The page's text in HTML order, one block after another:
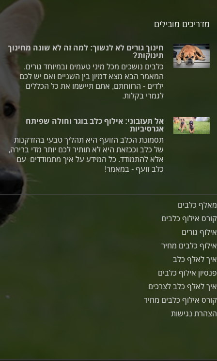
מדריכים מובילים
חינוך גורים לא לנשוך: למה זה לא שונה מחינוך
תינוקות?
כלבים נושכים מכל מיני טעמים ובמיוחד גורים.
המאמר הבא מצא דמיון בין השניים ואם יש לכם
ילדים - הרווחתם, אתם תיישמו את כל הכללים
לגמרי בקלות.
אל תעזבוני: אילוף כלב בוגר וחולה שפיתח
אגרסיביות
תסמונת הכלב הזועף היא תהליך טבעי בהזדקנות
של כלב וככזאת היא לא תותיר לכם יותר מדי ברירה,
אלא להתמודד. כל המידע על איך מתמודדים עם
כלב זועף - במאמר!
מאלף כלבים
קורס אילוף כלבים
אילוף גורים
אילוף כלבים מחיר
איך לאלף כלב
פנסיון אילוף כלבים
איך לאלף כלב לצרכים
קורס אילוף כלבים מחיר
הצהרת נגישות